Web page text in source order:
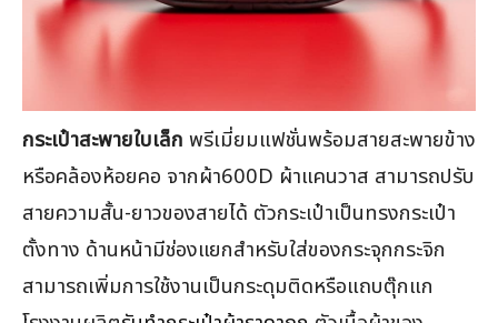
กระเป๋าสะพายใบเล็ก พรีเมี่ยมแฟชั่นพร้อมสายสะพายข้าง
หรือคล้องห้อยคอ จากผ้า600D ผ้าแคนวาส สามารถปรับ
สายความสั้น-ยาวของสายได้ ตัวกระเป๋าเป็นทรงกระเป๋า
ตั้งทาง ด้านหน้ามีช่องแยกสำหรับใส่ของกระจุกกระจิก
สามารถเพิ่มการใช้งานเป็นกระดุมติดหรือแถบตุ๊กแก